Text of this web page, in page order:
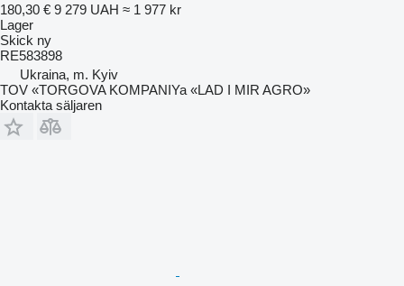
180,30 € 9 279 UAH ≈ 1 977 kr
Lager
Skick ny
RE583898
Ukraina, m. Kyiv
TOV «TORGOVA KOMPANIYa «LAD I MIR AGRO»
Kontakta säljaren